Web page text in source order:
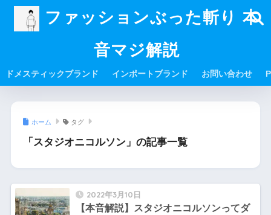
ファッションぶった斬り 本
音マジ解説
ドメスティックブランド インポートブランド お問い合わせ
ホーム タグ
「スタジオニコルソン」の記事一覧
2022年3月10日
【本音解説】スタジオニコルソンってダ